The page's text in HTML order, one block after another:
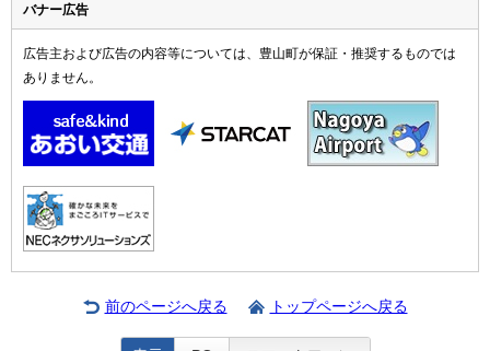
バナー広告
広告主および広告の内容等については、豊山町が保証・推奨するものでは
ありません。
前のページへ戻る トップページへ戻る